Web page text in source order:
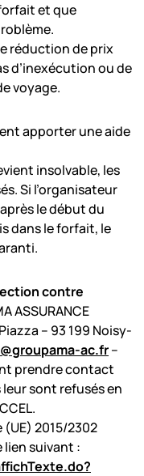
et que
réduction de prix
d’inexécution ou de
voyage.
apporter une aide
insolvable, les
Si l’organisateur
le début du
dans le forfait, le
contre
ASSURANCE
– 93 199 Noisy-
ac.fr–
prendre contact
sont refusés en
2015/2302
suivant :